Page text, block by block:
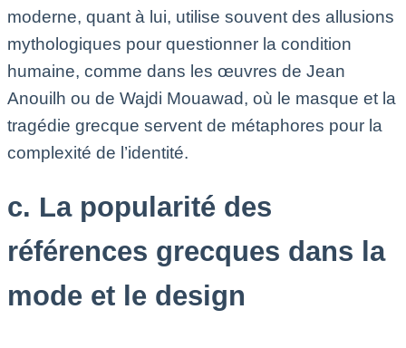
moderne, quant à lui, utilise souvent des allusions
mythologiques pour questionner la condition
humaine, comme dans les œuvres de Jean
Anouilh ou de Wajdi Mouawad, où le masque et la
tragédie grecque servent de métaphores pour la
complexité de l’identité.
c. La popularité des
références grecques dans la
mode et le design